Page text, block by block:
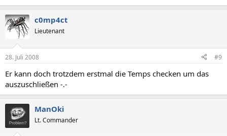
c0mp4ct
Lieutenant
28. Juli 2008 #9
Er kann doch trotzdem erstmal die Temps checken um das
auszuschließen -.-
ManOki
Lt. Commander